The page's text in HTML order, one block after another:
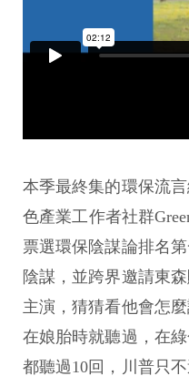
本季最終集的環保流
色產業工作者社群
票選環保陰謀論排名
陰謀，並跨界邀請東
主演，猜猜看他會怎
在娘胎時就聽過，在
都聽過10回，川普只